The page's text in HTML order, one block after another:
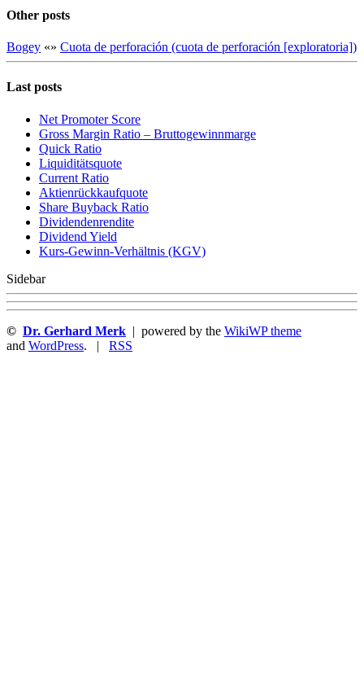
Other posts
Bogey «» Cuota de perforación (cuota de perforación [exploratoria])
Last posts
Net Promoter Score
Gro ss Margin Ratio – Bruttogewinnmarge
Quic k Ratio
Liquiditätsquote
Current Ratio
Aktienrückkaufquote
Sha re Buyback Ratio
Dividendenrendite
Dividend Yield
Kurs-Gewinn-Verhältnis (KGV)
Sidebar
© Dr. Gerhard Merk | powered by the WikiWP theme
and WordPress. | RSS